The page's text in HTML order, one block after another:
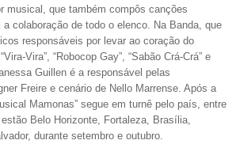
musical, que também compôs canções
colaboração de todo o elenco. Na Banda, que
responsáveis por levar ao coração do
Vira”, “Robocop Gay”, “Sabão Crá-Crá” e
Guillen é a responsável pelas
Freire e cenário de Nello Marrense. Após a
Mamonas” segue em turnê pelo país, entre
Belo Horizonte, Fortaleza, Brasília,
durante setembro e outubro.